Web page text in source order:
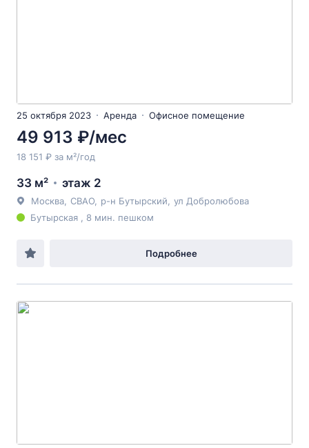
25 октября 2023 Аренда Офисное помещение
49 913 ₽/мес
18 151 ₽ за м²/год
33 м² этаж 2
Москва СВАО р-н Бутырский
ул Добролюбова
Бутырская , 8 мин. пешком
Подробнее